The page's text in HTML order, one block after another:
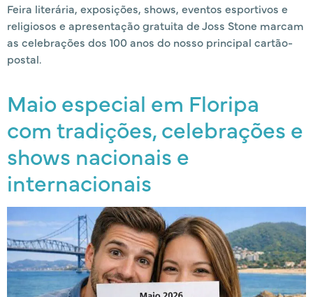
Feira literária, exposições, shows, eventos esportivos e
religiosos e apresentação gratuita de Joss Stone marcam
as celebrações dos 100 anos do nosso principal cartão-
postal.
Maio especial em Floripa
com tradições, celebrações e
shows nacionais e
internacionais